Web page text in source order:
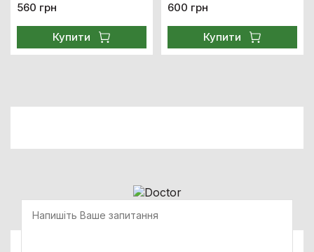
560 грн
Купити
600 грн
Купити